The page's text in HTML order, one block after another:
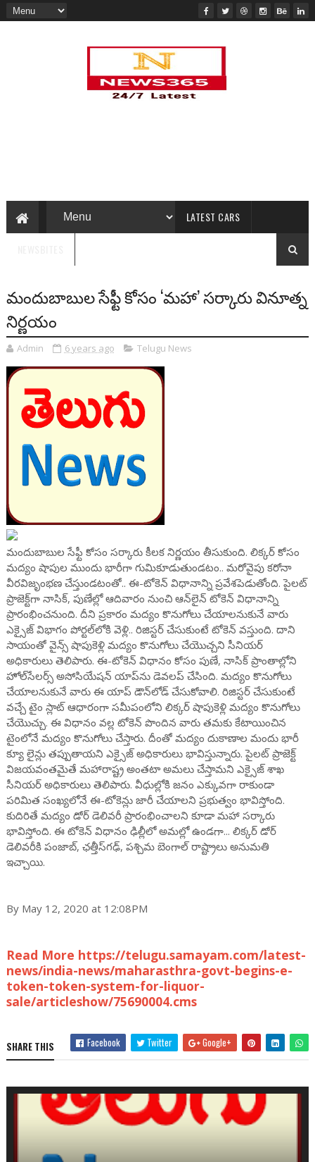
LATEST CARS
మందుబాబుల సేఫ్టీ కోసం ‘మహా’ సర్కారు వినూత్న
నిర్ణయం
Admin 6 years ago Telugu News
మందుబాబుల సేఫ్టీ కోసం సర్కారు కీలక నిర్ణయం తీసుకుంది. లిక్కర్ కోసం
మద్యం షాపుల ముందు భారీగా గుమికూడుతుండటం.. మరోవైపు కరోనా
వీరవిజృంభణ చేస్తుండటంతో.. ఈ-టోకెన్ విధానాన్ని ప్రవేశపెడుతోంది. పైలట్
ప్రాజెక్ట్‌గా నాసిక్, పుణేల్లో ఆదివారం నుంచి ఆన్‌లైన్ టోకెన్ విధానాన్ని
ప్రారంభించనుంది. దీని ప్రకారం మద్యం కొనుగోలు చేయాలనుకునే వారు
ఎక్సైజ్ విభాగం పోర్టల్‌లోకి వెళ్లి.. రిజిస్టర్ చేసుకుంటే టోకెన్ వస్తుంది. దాని
సాయంతో వైన్స్ షాపుకెళ్లి మద్యం కొనుగోలు చేయొచ్చని సీనియర్
అధికారులు తెలిపారు. ఈ-టోకెన్ విధానం కోసం పుణే, నాసిక్ ప్రాంతాల్లోని
హోల్‌సేలర్స్ అసోసియేషన్ యాప్‌ను డెవలప్ చేసింది. మద్యం కొనుగోలు
చేయాలనుకునే వారు ఈ యాప్ డౌన్‌లోడ్ చేసుకోవాలి. రిజిస్టర్ చేసుకుంటే
వచ్చే టైం స్లాట్ ఆధారంగా సమీపంలోని లిక్కర్ షాపుకెళ్లి మద్యం కొనుగోలు
చేయొచ్చు. ఈ విధానం వల్ల టోకెన్ పొందిన వారు తమకు కేటాయించిన
టైంలోనే మద్యం కొనుగోలు చేస్తారు. దీంతో మద్యం దుకాణాల మందు భారీ
క్యూ లైన్లు తప్పుతాయని ఎక్సైజ్ అధికారులు భావిస్తున్నారు. పైలట్ ప్రాజెక్ట్
విజయవంతమైతే మహారాష్ట్ర అంతటా అమలు చేస్తామని ఎక్సైజ్ శాఖ
సీనియర్ అధికారులు తెలిపారు. వీధుల్లోకి జనం ఎక్కువగా రాకుండా
పరిమిత సంఖ్యలోనే ఈ-టోకెన్లు జారీ చేయాలని ప్రభుత్వం భావిస్తోంది.
కుదిరితే మద్యం డోర్ డెలివరీ ప్రారంభించాలని కూడా మహా సర్కారు
భావిస్తోంది. ఈ టోకెన్ విధానం ఢిల్లీలో అమల్లో ఉండగా... లిక్కర్ డోర్
డెలివరీకి పంజాబ్, ఛత్తీస్‌గఢ్, పశ్చిమ బెంగాల్ రాష్ట్రాలు అనుమతి
ఇచ్చాయి.
By May 12, 2020 at 12:08PM
Read More https://telugu.samayam.com/latest-
news/india-news/maharasthra-govt-begins-e-
token-token-system-for-liquor-
sale/articleshow/75690004.cms
SHARE THIS Facebook Twitter Google+